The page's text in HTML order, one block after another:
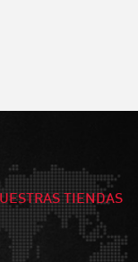
TIENDAS